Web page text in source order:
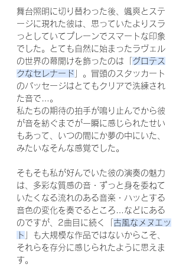
舞台照明に切り替わった後、颯爽とステ
ージに現れた彼は、思っていたよりスラ
っとしていてプレーンでスマートな印象
でした。とても自然に始まったラヴェル
の世界の幕開けを飾ったのは「 グロテス
クなセレナード
」。冒頭のスタッカート
のパッセージはとてもクリアで洗練され
た音で…。
私たちの期待の拍手が鳴り止んでから彼
が音を紡ぐまでが一瞬に感じられたせい
もあって、いつの間にか夢の中にいた、
みたいなそんな感覚でした。
そもそも私が好んでいた彼の演奏の魅力
は、多彩な質感の音・ずっと身を委ねて
いたくなる流れのある音楽・ハッとする
音色の変化を奏でるところ…などにある
のですが、2曲目に続く「 古風なメヌエッ
ト
」も大規模な作品ではないからこそ、
それらを存分に感じられたように思えま
す。